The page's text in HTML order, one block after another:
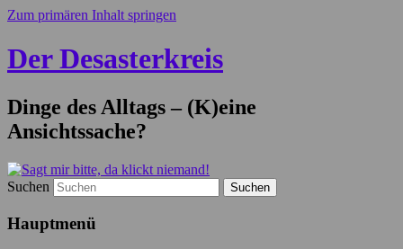
Zum primären Inhalt springen
Der Desasterkreis
Dinge des Alltags – (K)eine
Ansichtssache?
Suchen
Hauptmenü